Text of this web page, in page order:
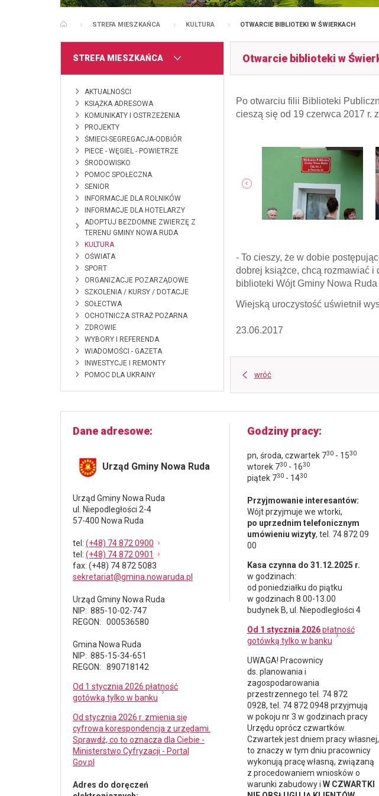
STRONA GŁÓWNA
STREFA MIESZKAŃCA KULTURA OTWARCIE BIBLIOTEKI W ŚWIERKACH
MENU
STREFA MIESZKAŃCA
AKTUALNOŚCI
KSIĄŻKA ADRESOWA
KOMUNIKATY I OSTRZEŻENIA
PROJEKTY
ŚMIECI-SEGREGACJA-ODBIÓR
PIECE - WĘGIEL - POWIETRZE
ŚRODOWISKO
POMOC SPOŁECZNA
SENIOR
INFORMACJE DLA ROLNIKÓW
INFORMACJE DLA HOTELARZY
ADOPTUJ BEZDOMNE ZWIERZĘ Z
TERENU GMINY NOWA RUDA
KULTURA
OŚWIATA
SPORT
ORGANIZACJE POZARZĄDOWE
SZKOLENIA / KURSY / DOTACJE
SOŁECTWA
OCHOTNICZA STRAŻ POŻARNA
ZDROWIE
WYBORY I REFERENDA
WIADOMOŚCI - GAZETA
INWESTYCJE I REMONTY
POMOC DLA UKRAINY
Otwarcie biblioteki w
Po otwarciu filii Biblioteki
cieszą się od 19 czerwca 2017 r.
pokaż poprzednie zdjęcia
- To cieszy, że w dobie
dobrej książce, chcą rozmawiać i
biblioteki Wójt Gminy Nowa
Wiejską uroczystość uświetnił
23.06.2017
wróć
Dane adresowe
Urząd Gminy Nowa Ruda
Urząd Gminy Nowa Ruda
ul. Niepodległości 2-4
57-400 Nowa Ruda
tel : (+48) 74 872 0900
tel : (+48) 74 872 0901
fax: (+48) 74 872 5083
sekretariat@gmina.nowaruda.pl
Urząd Gminy Nowa Ruda
NIP: 885-10-02-747
REGON: 000536580
Gmina Nowa Ruda
NIP: 885-15-34-651
REGON: 890718142
Od 1 stycznia 2026 płatność
gotówką tylko w banku
Od stycznia 2026 r. zmienia się
cyfrowa korespondencja z urzędami.
Sprawdź, co to oznacza dla Ciebie -
Ministerstwo Cyfryzacji - Portal
Gov.pl
Adres do doręczeń
Godziny pracy
pn, środa, czwartek 730- 1530
wtorek 730- 1630
piątek 730- 1430
Przyjmowanie interesantów:
Wójt przyjmuje we wtorki,
po uprzednim telefonicznym
umówieniu wizyty, tel. 74 872 09
00
Kasa czynna do 31.12.2025 r.
w godzinach:
od poniedziałku do piątku
w godzinach 8.00-13.00
budynek B, ul. Niepodległości 4
Od 1 stycznia 2026płatność
gotówką tylko w banku
UWAGA! Pracownicy
ds. planowania i
zagospodarowania
przestrzennego tel. 74 872
0928, tel. 74 872 0948 przyjmują
w pokoju nr 3 w godzinach pracy
Urzędu oprócz czwartków.
Czwartek jest dniem pracy własnej,
to znaczy w tym dniu pracownicy
wykonują pracę własną, związaną
z procedowaniem wniosków o
warunki zabudowy i W CZWARTKI